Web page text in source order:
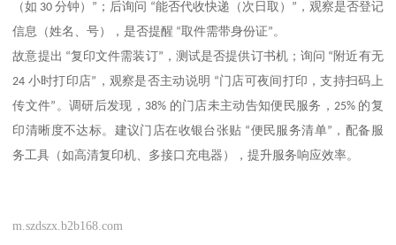
（如 30分钟） ” ；后询问 “能否代收快递（次日取） ” ，观察是否登记
信息（姓名、号），是否提醒 “取件需带身份证”。
故意提出 “复印文件需装订 ” ，测试是否提供订书机；询问 “ 附近有无
24 小时打印店” ，观察是否主动说明 “门店可夜间打印，支持扫码上
传文件” 。调研后发现， 38% 的门店未主动告知便民服务，25% 的复
印清晰度不达标。建议门店在收银台张贴 “便民服务清单” ，配备服
务工具（如高清复印机、多接口充电器），提升服务响应效率。
m.szdszx.b2b168.com